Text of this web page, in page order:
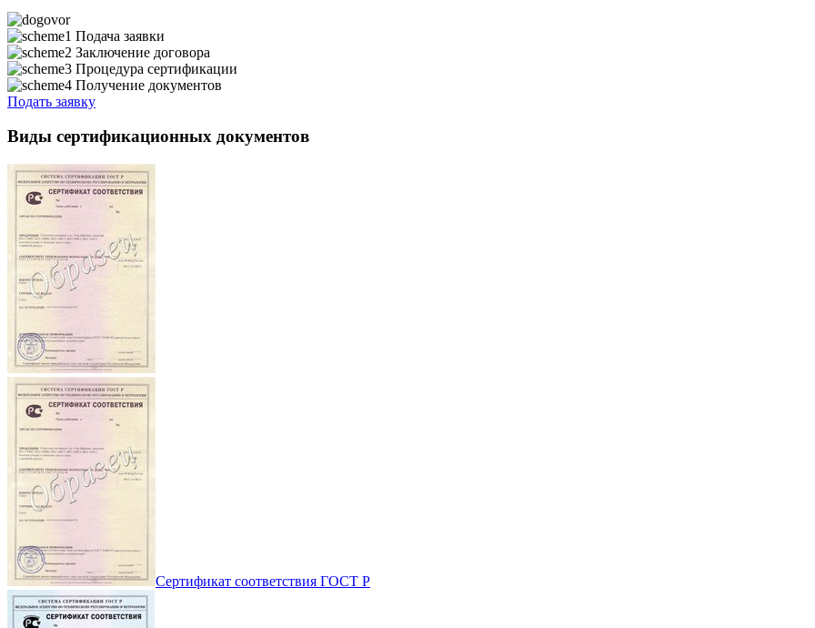
Подача заявки
Заключение договора
Процедура сертификации
Получение документов
Подать заявку
Виды сертификационных документов
Сертификат соответствия ГОСТ Р